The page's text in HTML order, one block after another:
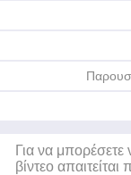
Για να
βίντεο